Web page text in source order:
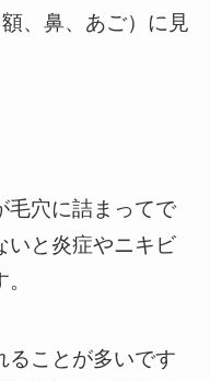
、鼻、あご）に見
毛穴に詰まってで
いと炎症やニキビ
ることが多いです